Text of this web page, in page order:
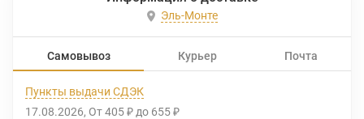
Эль-Монте
Самовывоз Курьер Почта
Пункты выдачи СДЭК
17.08.2026 От 405 ₽ до 655 ₽